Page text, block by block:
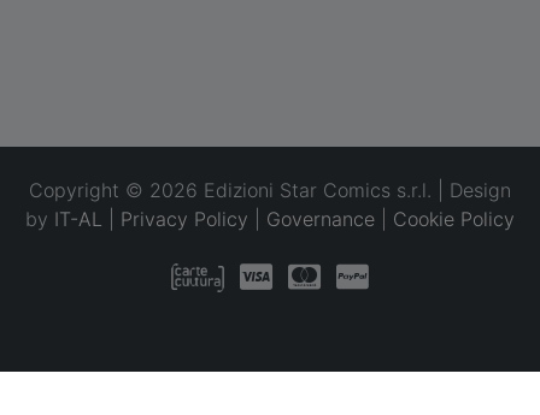
Copyright © 2026 Edizioni Star Comics s.r.l. | Design
by IT-AL Privacy Policy Governance Cookie Policy